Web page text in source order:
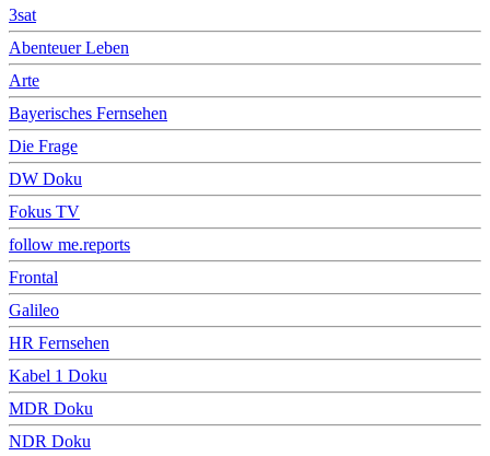
3sat
Abenteuer Leben
Arte
Bayerisches Fernsehen
Die Frage
DW Doku
Fokus TV
follow me.reports
Frontal
Galileo
HR Fernsehen
Kabel 1 Doku
MDR Doku
NDR Doku